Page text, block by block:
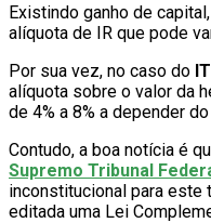
Existindo ganho de
alíquota de IR que pode
Por sua vez, no caso do
alíquota sobre o valor da
de 4% a 8% a depender
Contudo, a boa notícia é
Supremo Tribunal
inconstitucional para este
editada uma Lei